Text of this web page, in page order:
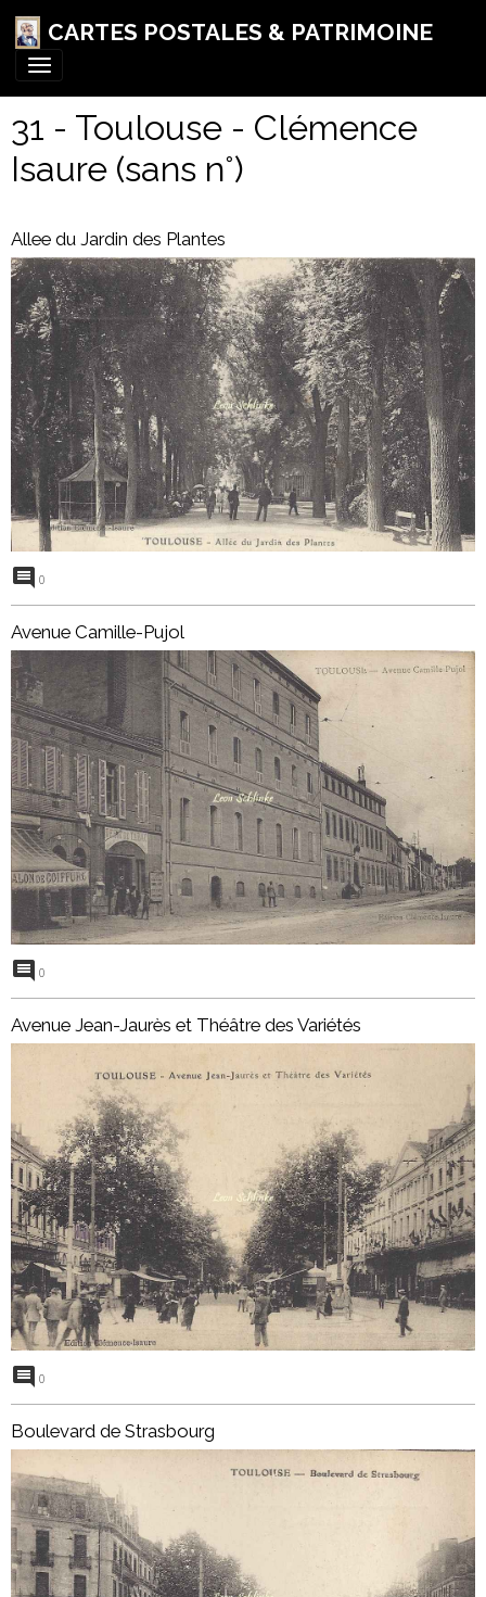
CARTES POSTALES & PATRIMOINE
31 - Toulouse - Clémence
Isaure (sans n°)
Allee du Jardin des Plantes
0
Avenue Camille-Pujol
0
Avenue Jean-Jaurès et Théâtre des Variétés
0
Boulevard de Strasbourg